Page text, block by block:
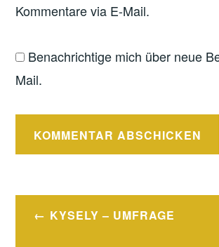
Kommentare via E-Mail.
Benachrichtige mich über neue
Mail.
Beitragsnavigation
KYSELY – UMFRAGE